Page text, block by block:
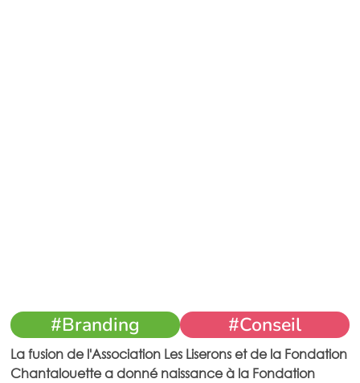
#Branding #Conseil
La fusion de l'Association Les Liserons et de la Fondation
Chantalouette a donné naissance à la Fondation